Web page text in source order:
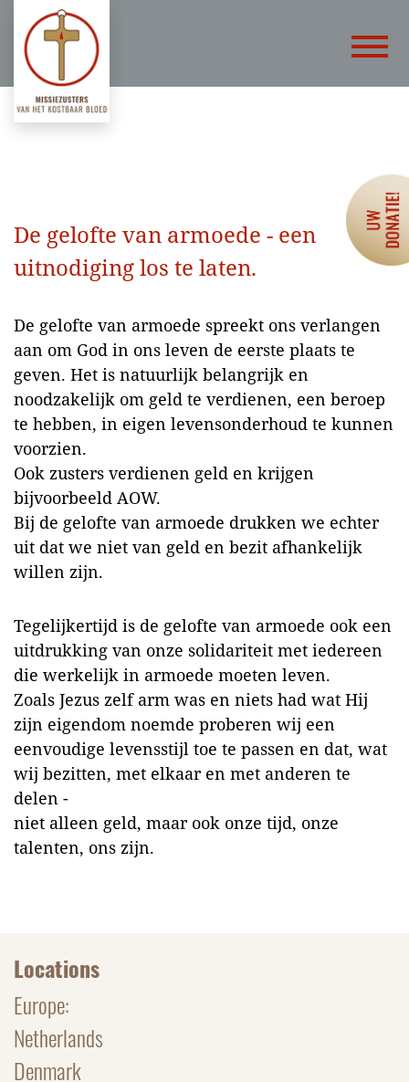
De gelofte van armoede - een
uitnodiging los te laten.
De gelofte van armoede spreekt ons verlangen
aan om God in ons leven de eerste plaats te
geven. Het is natuurlijk belangrijk en
noodzakelijk om geld te verdienen, een beroep
te hebben, in eigen levensonderhoud te kunnen
voorzien.
Ook zusters verdienen geld en krijgen
bijvoorbeeld AOW.
Bij de gelofte van armoede drukken we echter
uit dat we niet van geld en bezit afhankelijk
willen zijn.
Tegelijkertijd is de gelofte van armoede ook een
uitdrukking van onze solidariteit met iedereen
die werkelijk in armoede moeten leven.
Zoals Jezus zelf arm was en niets had wat Hij
zijn eigendom noemde proberen wij een
eenvoudige levensstijl toe te passen en dat, wat
wij bezitten, met elkaar en met anderen te
delen -
niet alleen geld, maar ook onze tijd, onze
talenten, ons zijn.
Locations
Europe:
Netherlands
Denmark